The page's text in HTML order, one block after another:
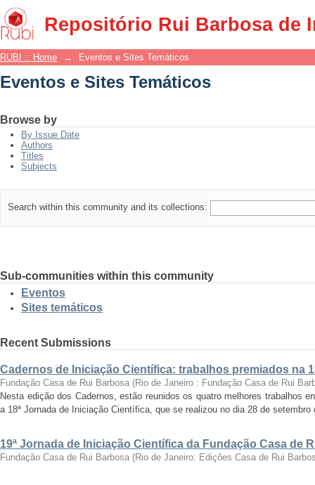
Repositório Rui Barbosa de
Eventos e Sites Temáticos
RUBI :: Home → Eventos e Sites Temáticos
Eventos e Sites Temáticos
Browse by
By Issue Date
Authors
Titles
Subjects
Search within this community and its collections:
Sub-communities within this community
Eventos
Sites temáticos
Recent Submissions
Cadernos de Iniciação Científica: trabalhos premiados na
Fundação Casa de Rui Barbosa (Rio de Janeiro : Fundação Casa de Rui
Nesta edição dos Cadernos, estão reunidos os quatro melhores trabalhos
a 18ª Jornada de Iniciação Científica, que se realizou no dia 28 de
19ª Jornada de Iniciação Científica da Fundação Casa de
Fundação Casa de Rui Barbosa (Rio de Janeiro: Edições Casa de Rui